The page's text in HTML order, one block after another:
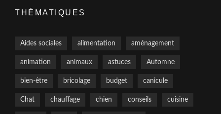
THÉMATIQUES
Aides sociales alimentation aménagement
animation animaux astuces Automne
bien-être bricolage budget canicule
Chat chauffage chien conseils cuisine